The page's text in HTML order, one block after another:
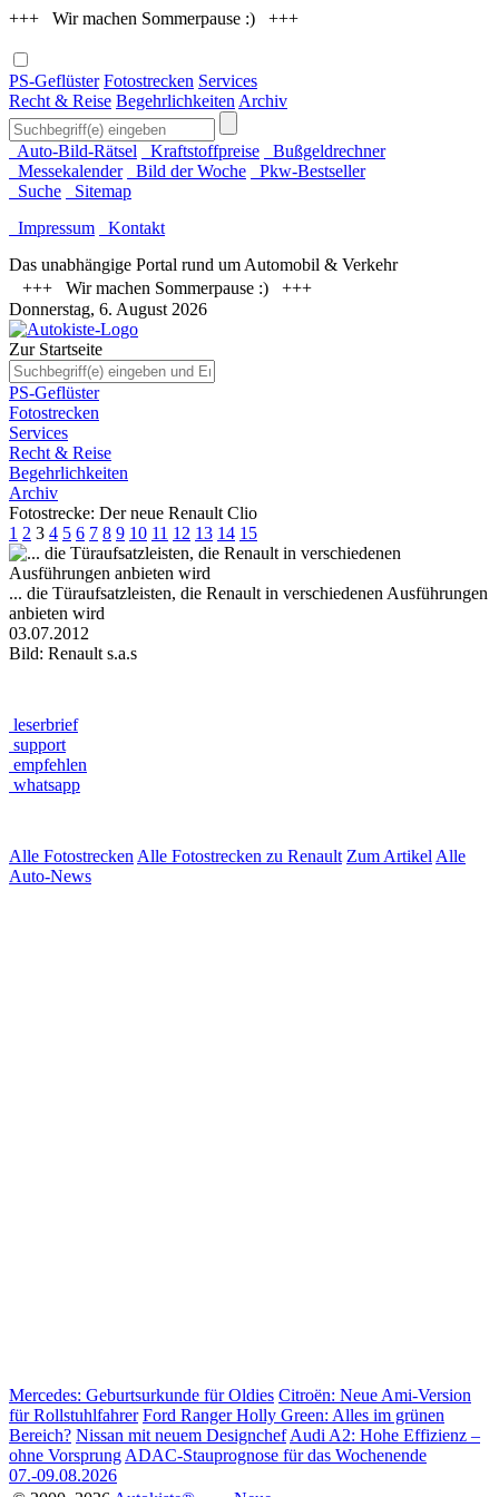
+++ Wir machen Sommerpause :) +++
PS-Geflüster Fotostrecken Services
Recht & Reise Begehrlichkeiten Archiv
Auto-Bild-Rätsel Kraftstoffpreise
Bußgeldrechner
Messekalender
Bild der Woche
Pkw-Bestseller
Suche
Sitemap
Impressum
Kontakt
Das unabhängige Portal rund um Automobil & Verkehr
+++ Wir machen Sommerpause :) +++
Donnerstag, 6. August 2026
Zur Startseite
PS-Geflüster
Fotostrecken
Services
Recht & Reise
Begehrlichkeiten
Archiv
Fotostrecke: Der neue Renault Clio
1 2 3 4 5 6 7 8 9 10 11 12 13 14 15
... die Türaufsatzleisten, die Renault in verschiedenen Ausführungen
anbieten wird
03.07.2012
Bild: Renault s.a.s
leserbrief
support
empfehlen
whatsapp
Alle Fotostrecken Alle Fotostrecken zu Renault Zum Artikel Alle
Auto-News
Mercedes: Geburtsurkunde für Oldies Citroën: Neue Ami-Version
für Rollstuhlfahrer Ford Ranger Holly Green: Alles im grünen
Bereich? Nissan mit neuem Designchef Audi A2: Hohe Effizienz –
ohne Vorsprung ADAC-Stauprognose für das Wochenende
07.-09.08.2026